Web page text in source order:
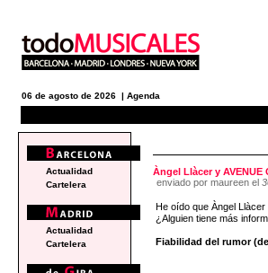
06 de agosto de 2026 | Agenda
Àngel Llàcer y AVENUE
enviado por maureen el
He oído que Àngel
¿Alguien tiene más
Fiabilidad del rumor
Actualidad
Cartelera
Actualidad
Cartelera